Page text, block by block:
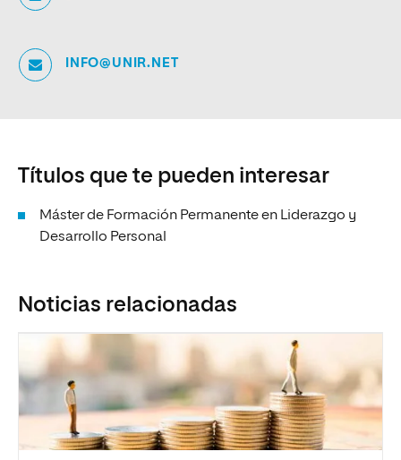
INFO@UNIR.NET
Títulos que te pueden interesar
Máster de Formación Permanente en Liderazgo y
Desarrollo Personal
Noticias relacionadas